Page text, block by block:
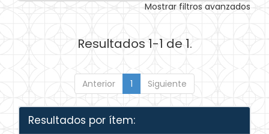
Mostrar filtros avanzados
Resultados 1-1 de 1.
Anterior 1 Siguiente
Resultados por ítem: